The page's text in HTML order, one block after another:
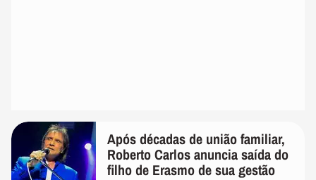
Após décadas de união familiar,
Roberto Carlos anuncia saída do
filho de Erasmo de sua gestão